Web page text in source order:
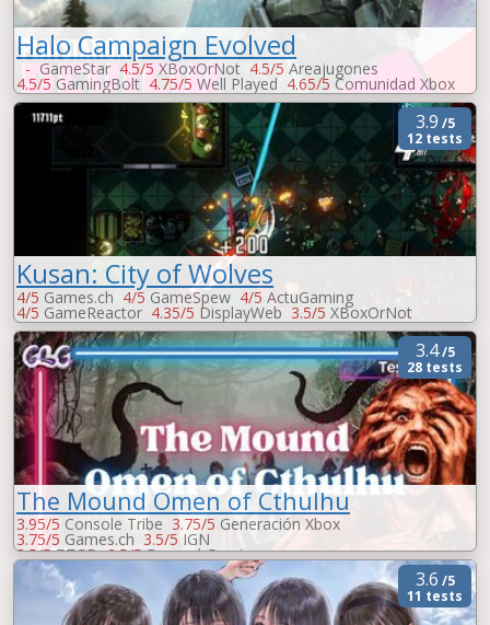
Halo Campaign Evolved
- GameStar 4.5/5 XBoxOrNot 4.5/5 Areajugones
4.5/5 GamingBolt 4.75/5 Well Played 4.65/5 Comunidad Xbox
4.65/5Xbox Tavern 4.5/5XBoxEra 4.45/5TierraGamer
3.9 /5
12 tests
Kusan: City of Wolves
4/5 Games.ch 4/5 GameSpew 4/5 ActuGaming
4/5 GameReactor 4.35/5 DisplayWeb 3.5/5 XBoxOrNot
3.5/5Xbox-Mag 3.5/5PCGames -Vandal
3.4/5
28 tests
The Mound Omen of Cthulhu
3.95/5 Console Tribe 3.75/5 Generación Xbox
3.75/5 Games.ch 3.5/5 IGN
3.5/5ZTGD 3.5/5Beyond Gaming
3/5 GameHope MeriStation
GameScore.it 3.6 /5
11 tests